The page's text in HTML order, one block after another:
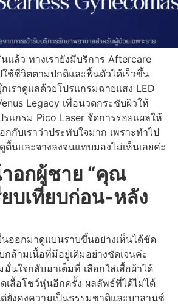
แล้ว ทางเรายังมีบริการ Aftercare
ช้ชีวิตตามปกติและฟื้นตัวได้เร็วขึ้น
เราดูแลด้วยโปรแกรมฉายแสง LED
Legacy เพื่อนวดกระชับผิวให้
รแกรม Pico Laser จัดการรอยแผลให้
กับเราว่าประทับใจมาก เพราะทำไป
ตื้นและจางลงจนแทบมองไม่เห็นเลยค่ะ
อกผู้ชาย “คุณ
ยบเทียบก่อน-หลัง
ออกมาดูแบนราบขึ้นอย่างเห็นได้ชัด
กล้ามเนื้อที่มีอยู่เดิมอย่างชัดเจนค่ะ
นใจกลับมาเต็มที่ เลือกใส่เสื้อผ้าได้
เสื้อโชว์หุ่นอีกครั้ง ผลลัพธ์ที่ได้ไม่ได้
ยังคงความเป็นธรรมชาติและบาลานซ์